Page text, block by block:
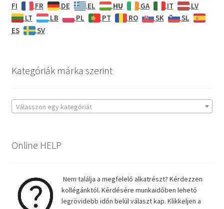
FI
FR DE EL HU GA IT
LV
LT
LB PL PT RO SK
SL
ES
SV
Kategóriák márka szerint
Válasszon egy kategóriát
Online HELP
Nem találja a megfelelő alkatrészt? Kérdezzen
kollégánktól. Kérdésére munkaidőben lehető
legrövidebb időn belül választ kap. Klikkeljen a